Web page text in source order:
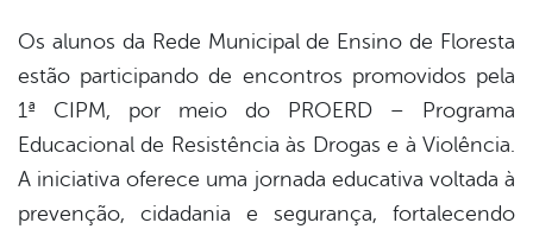
Os alunos da Rede Municipal de Ensino de Floresta
estão participando de encontros promovidos pela
1ª CIPM, por meio do PROERD – Programa
Educacional de Resistência às Drogas e à Violência.
A iniciativa oferece uma jornada educativa voltada à
prevenção, cidadania e segurança, fortalecendo